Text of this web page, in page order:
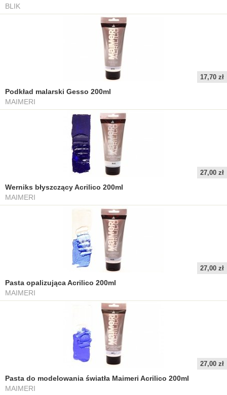
BLIK
17,70 zł
Podkład malarski Gesso 200ml
MAIMERI
27,00 zł
Werniks błyszczący Acrilico 200ml
MAIMERI
27,00 zł
Pasta opalizująca Acrilico 200ml
MAIMERI
27,00 zł
Pasta do modelowania światła Maimeri Acrilico 200ml
MAIMERI